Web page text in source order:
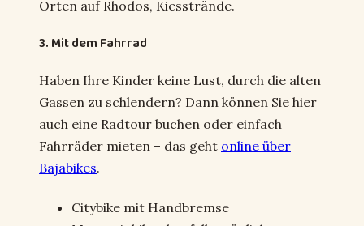
Orten auf Rhodos, Kiesstrände.
3. Mit dem Fahrrad
Haben Ihre Kinder keine Lust, durch die alten
Gassen zu schlendern? Dann können Sie hier
auch eine Radtour buchen oder einfach
Fahrräder mieten – das geht online über
Bajabikes.
Citybike mit Handbremse